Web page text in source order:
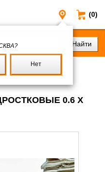
(0)
Москва
Нет
/
0.6 Х